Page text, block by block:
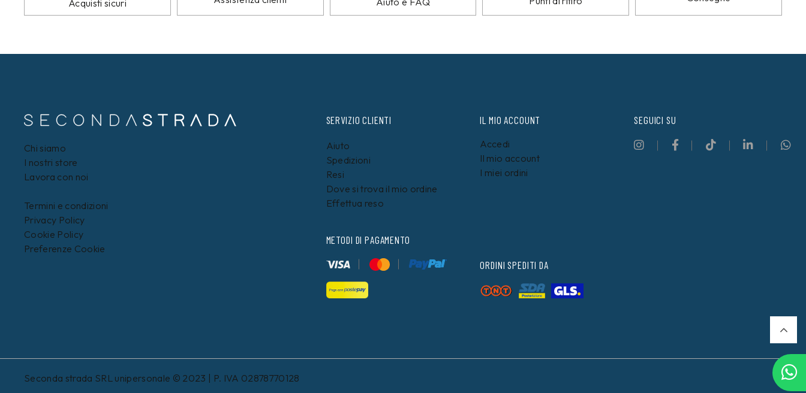
Acquisti sicuri
Chi siamo
I nostri store
Lavora con noi
Termini e condizioni
Privacy Policy
Cookie Policy
Preferenze Cookie
SERVIZIO CLIENTI
Aiuto
Spedizioni
Resi
Dove si trova il mio ordine
Effettua reso
METODI DI PAGAMENTO
IL MIO ACCOUNT
Accedi
Il mio account
I miei ordini
ORDINI SPEDITI DA
SEGUICI SU
Seconda strada SRL unipersonale © 2023 | P. IVA 02878770128